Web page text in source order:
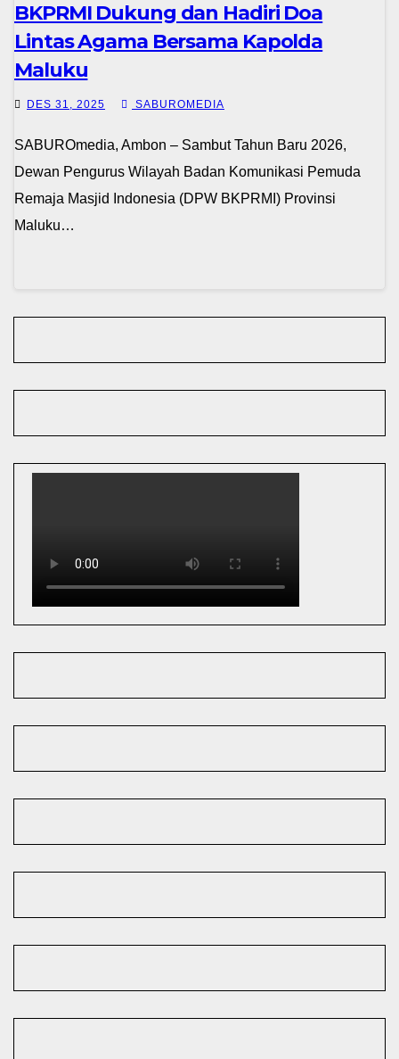
BKPRMI Dukung dan Hadiri Doa
Lintas Agama Bersama Kapolda
Maluku
DES 31, 2025 SABUROMEDIA
SABUROmedia, Ambon – Sambut Tahun Baru 2026,
Dewan Pengurus Wilayah Badan Komunikasi Pemuda
Remaja Masjid Indonesia (DPW BKPRMI) Provinsi
Maluku…